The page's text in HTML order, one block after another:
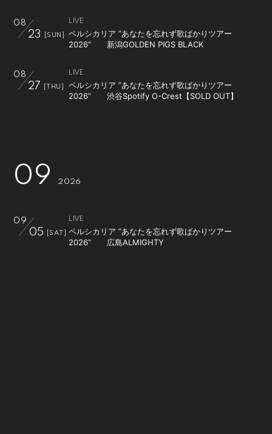
08
23 [SUN]
LIVE
ペルシカリア ”あなたを忘れず歌ばかりツアー
2026” 新潟GOLDEN PIGS BLACK
08
27 [THU]
LIVE
ペルシカリア ”あなたを忘れず歌ばかりツアー
2026” 渋谷Spotify O-Crest【SOLD OUT】
09 2026
09
05 [SAT]
LIVE
ペルシカリア ”あなたを忘れず歌ばかりツアー
2026” 広島ALMIGHTY